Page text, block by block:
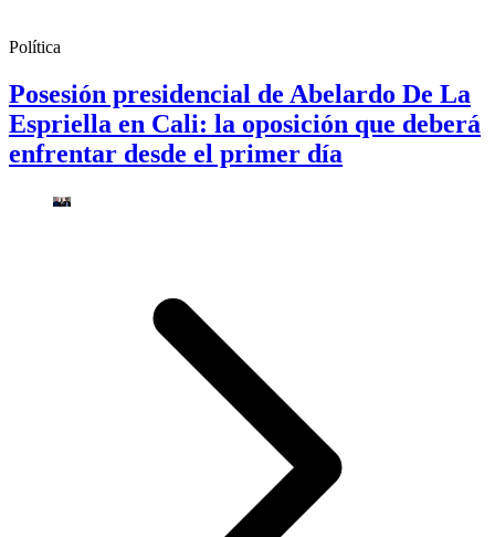
Política
Posesión presidencial de Abelardo De La
Espriella en Cali: la oposición que deberá
enfrentar desde el primer día